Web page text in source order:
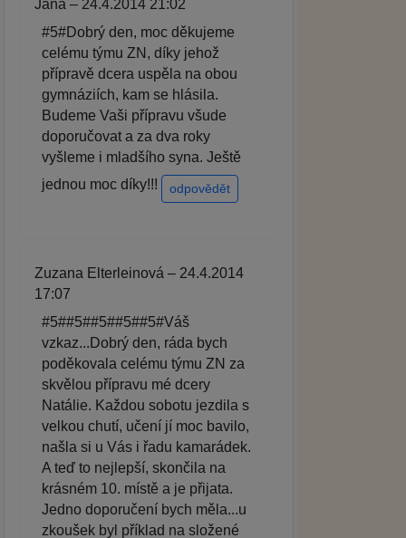
Jana – 24.4.2014 21:02
#5#Dobrý den, moc děkujeme
celému týmu ZN, díky jehož
přípravě dcera uspěla na obou
gymnáziích, kam se hlásila.
Budeme Vaši přípravu všude
doporučovat a za dva roky
vyšleme i mladšího syna. Ještě
jednou moc díky!!!
odpovědět
Zuzana Elterleinová – 24.4.2014
17:07
#5##5##5##5##5#Váš
vzkaz...Dobrý den, ráda bych
poděkovala celému týmu ZN za
skvělou přípravu mé dcery
Natálie. Každou sobotu jezdila s
velkou chutí, učení jí moc bavilo,
našla si u Vás i řadu kamarádek.
A teď to nejlepší, skončila na
krásném 10. místě a je přijata.
Jedno doporučení bych měla...u
zkoušek byl příklad na složené